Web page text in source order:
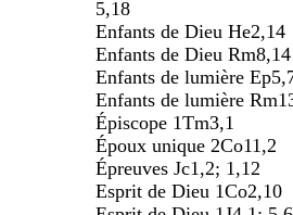
5,18
Enfants de Dieu He2,14
Enfants de Dieu Rm8,14
Enfants de lumière
Enfants de lumière
Épiscope 1Tm3,1
Époux unique 2Co11,2
Épreuves Jc1,2; 1,12
Esprit de Dieu 1Co2,10